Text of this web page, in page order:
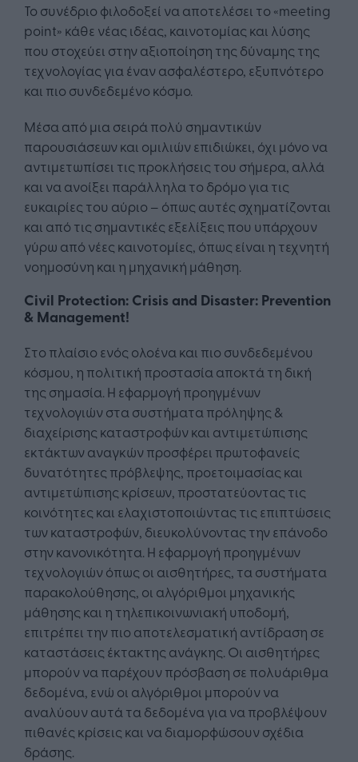
Το συνέδριο φιλοδοξεί να αποτελέσει το «meeting
point» κάθε νέας ιδέας, καινοτομίας και λύσης
που στοχεύει στην αξιοποίηση της δύναμης της
τεχνολογίας για έναν ασφαλέστερο, εξυπνότερο
και πιο συνδεδεμένο κόσμο.
Μέσα από μια σειρά πολύ σημαντικών
παρουσιάσεων και ομιλιών επιδιώκει, όχι μόνο να
αντιμετωπίσει τις προκλήσεις του σήμερα, αλλά
και να ανοίξει παράλληλα το δρόμο για τις
ευκαιρίες του αύριο – όπως αυτές σχηματίζονται
και από τις σημαντικές εξελίξεις που υπάρχουν
γύρω από νέες καινοτομίες, όπως είναι η τεχνητή
νοημοσύνη και η μηχανική μάθηση.
Civil Protection: Crisis and Disaster: Prevention
& Management!
Στο πλαίσιο ενός ολοένα και πιο συνδεδεμένου
κόσμου, η πολιτική προστασία αποκτά τη δική
της σημασία. Η εφαρμογή προηγμένων
τεχνολογιών στα συστήματα πρόληψης &
διαχείρισης καταστροφών και αντιμετώπισης
εκτάκτων αναγκών προσφέρει πρωτοφανείς
δυνατότητες πρόβλεψης, προετοιμασίας και
αντιμετώπισης κρίσεων, προστατεύοντας τις
κοινότητες και ελαχιστοποιώντας τις επιπτώσεις
των καταστροφών, διευκολύνοντας την επάνοδο
στην κανονικότητα. Η εφαρμογή προηγμένων
τεχνολογιών όπως οι αισθητήρες, τα συστήματα
παρακολούθησης, οι αλγόριθμοι μηχανικής
μάθησης και η τηλεπικοινωνιακή υποδομή,
επιτρέπει την πιο αποτελεσματική αντίδραση σε
καταστάσεις έκτακτης ανάγκης. Οι αισθητήρες
μπορούν να παρέχουν πρόσβαση σε πολυάριθμα
δεδομένα, ενώ οι αλγόριθμοι μπορούν να
αναλύουν αυτά τα δεδομένα για να προβλέψουν
πιθανές κρίσεις και να διαμορφώσουν σχέδια
δράσης.